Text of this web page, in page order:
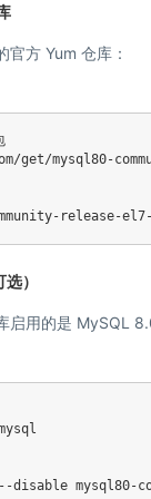
方 Yum 仓库：
get/mysql80-
release-
）
启用的是 MySQL
disable mysql80-